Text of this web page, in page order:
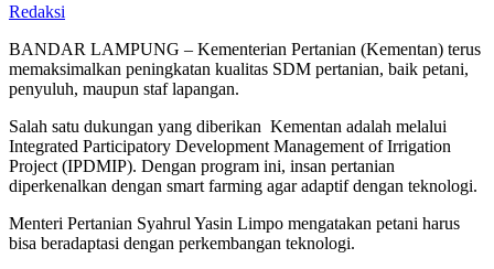
Redaksi
BANDAR LAMPUNG – Kementerian Pertanian (Kementan) terus
memaksimalkan peningkatan kualitas SDM pertanian, baik petani,
penyuluh, maupun staf lapangan.
Salah satu dukungan yang diberikan Kementan adalah melalui
Integrated Participatory Development Management of Irrigation
Project (IPDMIP). Dengan program ini, insan pertanian
diperkenalkan dengan smart farming agar adaptif dengan teknologi.
Menteri Pertanian Syahrul Yasin Limpo mengatakan petani harus
bisa beradaptasi dengan perkembangan teknologi.